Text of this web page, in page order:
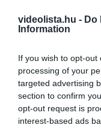
videolista.hu - Do
Information
If you wish to opt-
processing of your
targeted advertising
section to confirm
opt-out request is
interest-based ads
Fungus Is A
More
236 61